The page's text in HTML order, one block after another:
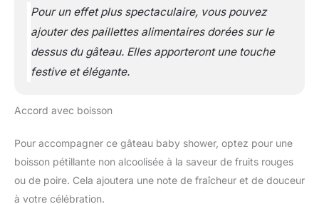
Pour un effet plus spectaculaire, vous pouvez
ajouter des paillettes alimentaires dorées sur le
dessus du gâteau. Elles apporteront une touche
festive et élégante.
Accord avec boisson
Pour accompagner ce gâteau baby shower, optez pour une
boisson pétillante non alcoolisée à la saveur de fruits rouges
ou de poire. Cela ajoutera une note de fraîcheur et de douceur
à votre célébration.